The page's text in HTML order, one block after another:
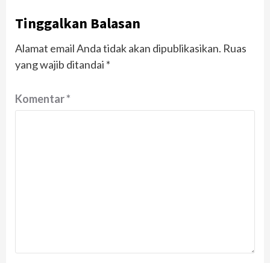
Tinggalkan Balasan
Alamat email Anda tidak akan dipublikasikan. Ruas
yang wajib ditandai *
Komentar*